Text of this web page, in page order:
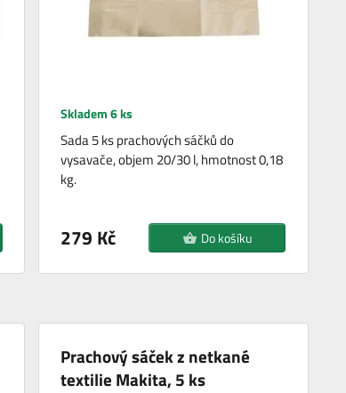
Skladem 6 ks
Sada 5 ks prachových sáčků do
vysavače, objem 20/30 l, hmotnost 0,18
kg.
279 Kč Do košíku
Prachový sáček z netkané
textilie Makita, 5 ks